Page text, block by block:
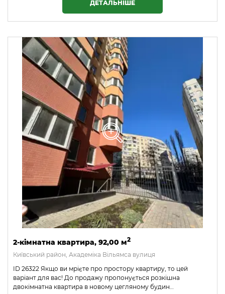
ДЕТАЛЬНІШЕ
2-кімнатна квартира, 92,00 м2
Київський район, Академіка Вільямса вулиця
ID 26322 Якщо ви мрієте про простору квартиру, то цей
варіант для вас! До продажу пропонується розкішна
двокімнатна квартира в новому цегляному будин…